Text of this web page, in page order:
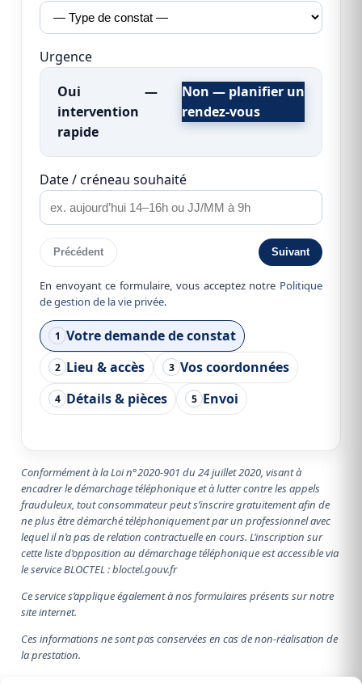
Urgence
Oui —
intervention
rapide
Non — planifier un
rendez-vous
Date / créneau souhaité
Précédent Suivant
En envoyant ce formulaire, vous acceptez notre Politique
de gestion de la vie privée.
1 Votre demande de constat
2 Lieu & accès 3 Vos coordonnées
4 Détails & pièces 5 Envoi
Conformément à la Loi n°2020-901 du 24 juillet 2020, visant à
encadrer le démarchage téléphonique et à lutter contre les appels
frauduleux, tout consommateur peut s’inscrire gratuitement afin de
ne plus être démarché téléphoniquement par un professionnel avec
lequel il n’a pas de relation contractuelle en cours. L’inscription sur
cette liste d’opposition au démarchage téléphonique est accessible via
le service BLOCTEL : bloctel.gouv.fr
Ce service s’applique également à nos formulaires présents sur notre
site internet.
Ces informations ne sont pas conservées en cas de non-réalisation de
la prestation.